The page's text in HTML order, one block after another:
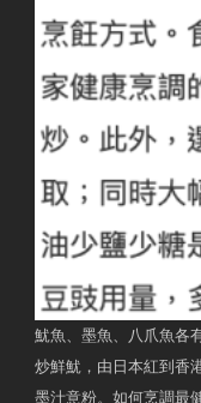
魷魚、墨魚、八爪魚各
炒鮮魷，由日本紅到香
墨汁意粉。如何烹調最